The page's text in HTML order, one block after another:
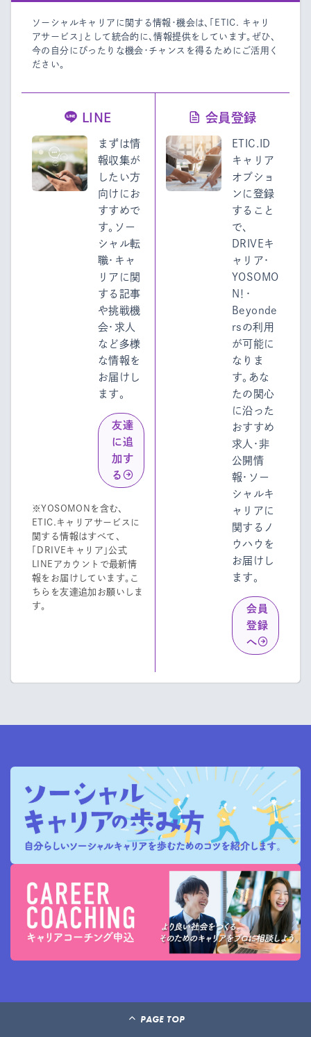
ソーシャルキャリアに関する情報・機会は、「ETIC. キャリ
アサービス」として統合的に、情報提供をしています。 ぜひ、
今の自分にぴったりな機会・チャンスを得るためにご活用く
ださい。
LINE
まずは情
報収集が
したい方
向けにお
すすめで
す。ソー
シャル転
職・キャ
リアに関
する記事
や挑戦機
会・求人
など多様
な情報を
お届けし
ます。
友達
に追
加す
る
※YOSOMONを含む、
ETIC.キャリアサービスに
関する情報はすべて、
「DRIVEキャリア」公式
LINEアカウントで最新情
報をお届けしています。こ
ちらを友達追加お願いしま
す。
会員登録
ETIC.ID
キャリア
オプショ
ンに登録
すること
で、
DRIVEキ
ャリア・
YOSOMO
N！・
Beyonde
rsの利用
が可能に
なりま
す。あな
たの関心
に沿った
おすすめ
求人・非
公開情
報・ソー
シャルキ
ャリアに
関するノ
ウハウを
お届けし
ます。
会員
登録
へ
PAGE TOP